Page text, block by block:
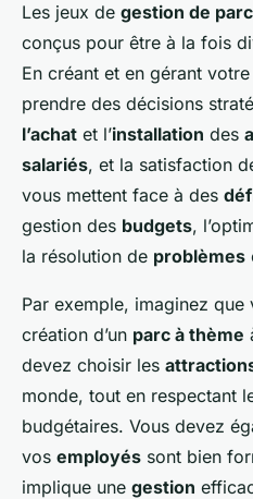
Les jeux de gestion de
conçus pour être à la fois
En créant et en gérant
prendre des décisions
l’achat et l’installation des
salariés, et la satisfaction
vous mettent face à des
gestion des budgets,
la résolution de problèmes
Par exemple, imaginez
création d’un parc à thème
devez choisir les
monde, tout en respectant
budgétaires. Vous devez
vos employés sont bien
implique une gestion